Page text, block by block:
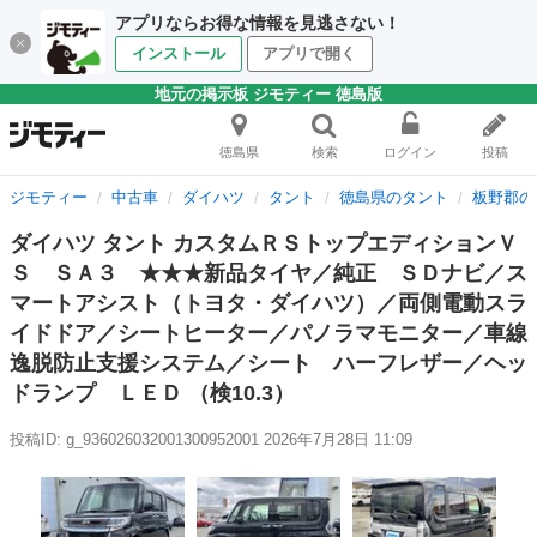
アプリならお得な情報を見逃さない！
インストール アプリで開く
地元の掲示板 ジモティー 徳島版
徳島県 検索 ログイン 投稿
ジモティー 中古車 ダイハツ タント 徳島県のタント 板野郡
ダイハツ タント カスタムＲＳトップエディションＶ
Ｓ ＳＡ３ ★★★新品タイヤ／純正 ＳＤナビ／ス
マートアシスト（トヨタ・ダイハツ）／両側電動スラ
イドドア／シートヒーター／パノラマモニター／車線
逸脱防止支援システム／シート ハーフレザー／ヘッ
ドランプ ＬＥＤ （検10.3）
投稿ID: g_936026032001300952001 2026年7月28日 11:09